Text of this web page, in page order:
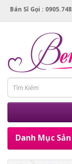
Bán Sỉ Gọi :
Danh Mục